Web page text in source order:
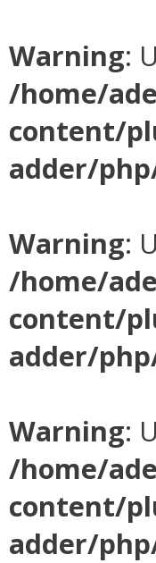
Warning:
/home/
content/
adder/
Warning:
/home/
content/
adder/
Warning:
/home/
content/
adder/